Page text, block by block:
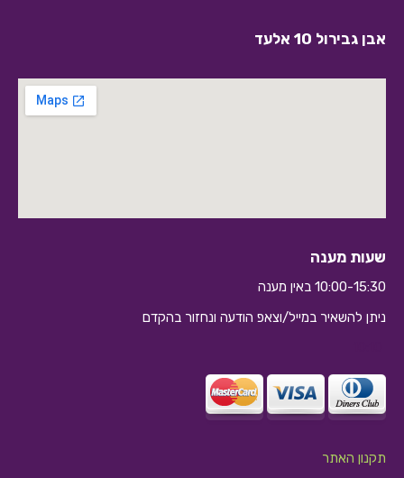
אבן גבירול 10 אלעד
שעות מענה
10:00-15:30 באין מענה
ניתן להשאיר במייל/וצאפ הודעה ונחזור בהקדם
תקנון האתר